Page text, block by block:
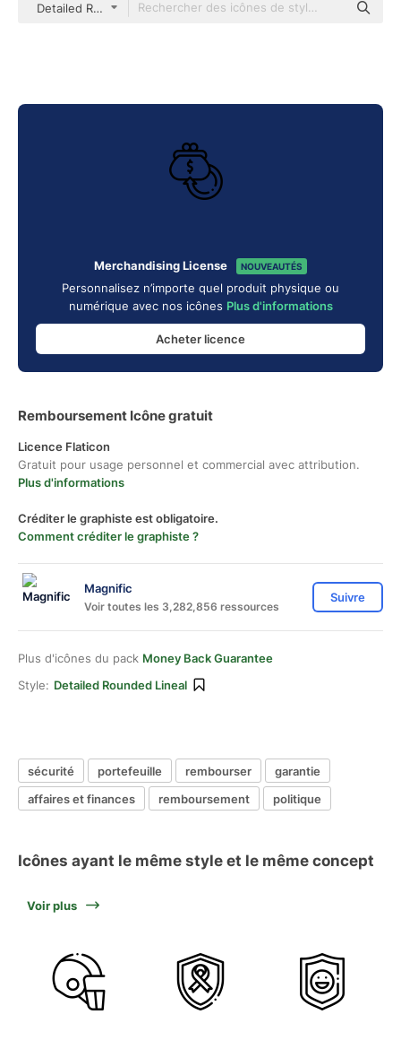
Detailed Rounded Lineal
Merchandising License NOUVEAUTÉS
Personnalisez n’importe quel produit physique ou
numérique avec nos icônes Plus d'informations
Acheter licence
Remboursement Icône gratuit
Licence Flaticon
Gratuit pour usage personnel et commercial avec attribution.
Plus d'informations
Créditer le graphiste est obligatoire.
Comment créditer le graphiste ?
Magnific
Voir toutes les 3,282,856 ressources
Suivre
Plus d'icônes du pack Money Back Guarantee
Style: Detailed Rounded Lineal
sécurité portefeuille rembourser
garantie
affaires et finances
remboursement politique
Icônes ayant le même style et le même concept
Voir plus